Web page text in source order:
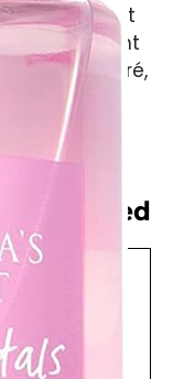
et
fleurs de tiaré,
une
à votre
Frosted